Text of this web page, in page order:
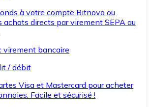
à votre compte Bitnovo ou
achats directs par virement SEPA au
virement bancaire
/ débit
Visa et Mastercard pour acheter
Facile et sécurisé !